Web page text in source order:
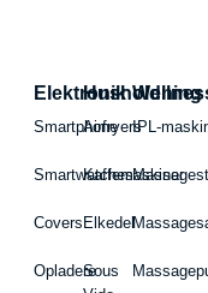
Elektronik
Smartphone
Smartwatches
Covers
Opladere
Husholdning
Airfryers
Kaffemaskiner
Elkedel
Sous
IPL-